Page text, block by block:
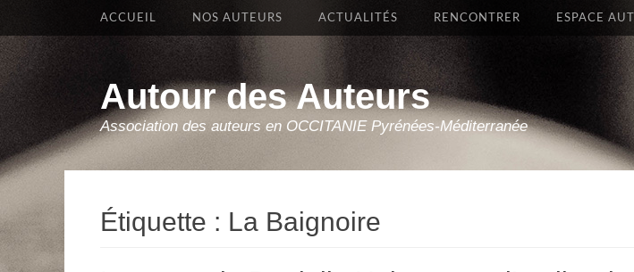
Autour des Auteurs
Association des auteurs en OCCITANIE Pyrénées-Méditerranée
Premier Menu
Aller
ACCUEIL NOS AUTEURS ACTUALITÉS RENCONTRER ESPACE
Étiquette : La Baignoire